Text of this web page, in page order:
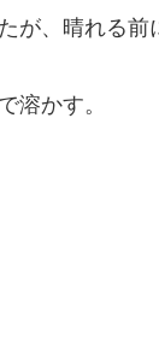
が、晴れる前
溶かす。